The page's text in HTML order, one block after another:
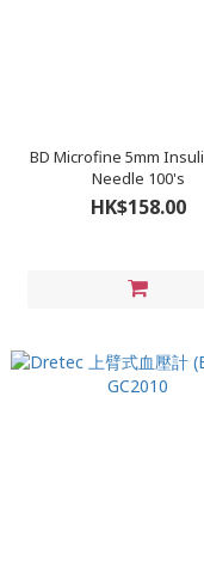
BD Microfine 5mm
Needle 100's
HK$158.00